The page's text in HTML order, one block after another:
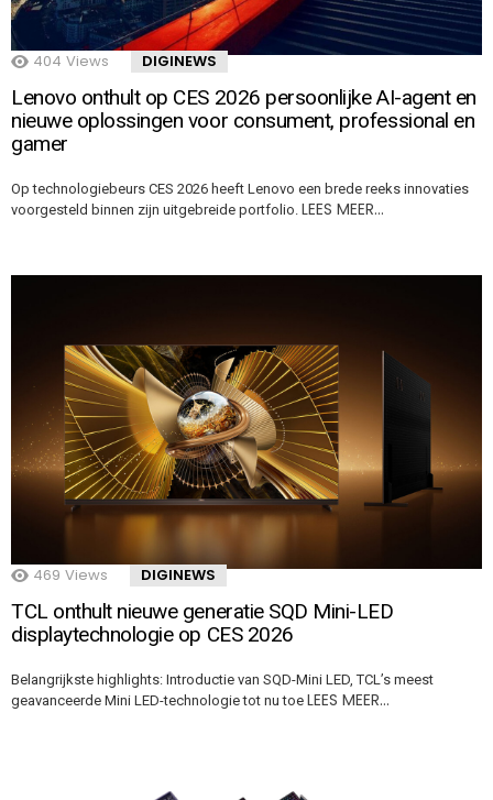
404 Views DIGINEWS
Lenovo onthult op CES 2026 persoonlijke AI-agent en
nieuwe oplossingen voor consument, professional en
gamer
Op technologiebeurs CES 2026 heeft Lenovo een brede reeks innovaties
voorgesteld binnen zijn uitgebreide portfolio. LEES MEER…
469 Views DIGINEWS
TCL onthult nieuwe generatie SQD Mini-LED
displaytechnologie op CES 2026
Belangrijkste highlights: Introductie van SQD-Mini LED, TCL’s meest
geavanceerde Mini LED-technologie tot nu toe LEES MEER…